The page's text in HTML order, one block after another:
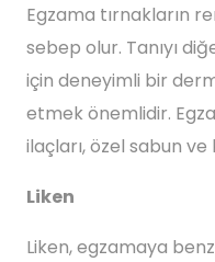
Egzama tırnakların
sebep olur. Tanıyı
için deneyimli bir
etmek önemlidir.
ilaçları, özel sabun
Liken
Liken, egzamaya